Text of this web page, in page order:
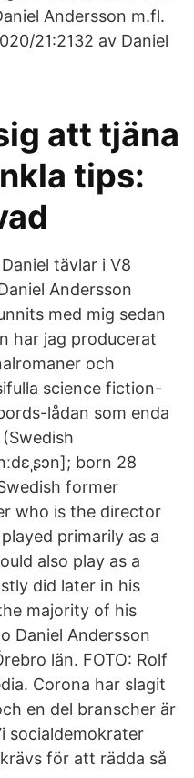
Andersson m.fl.
21:2132 av Daniel
att tjäna
tips:
tävlar i V8
Andersson
med mig sedan
har jag producerat
och
science fiction-
lådan som enda
born 28
former
who is the director
primarily as a
also play as a
did later in his
majority of his
Daniel Andersson
län. FOTO: Rolf
Corona har slagit
en del branscher är
socialdemokrater
för att rädda så